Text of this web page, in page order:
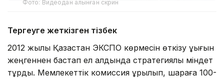
Фото: Видеодан алынған скрин
Тергеуге жеткізген тізбек
2012 жылы Қазақстан ЭКСПО көрмесін өткізу құқығын
жеңгеннен бастап ел алдында стратегиялық міндет
тұрды. Мемлекеттік комиссия құрылып, шараға 100-